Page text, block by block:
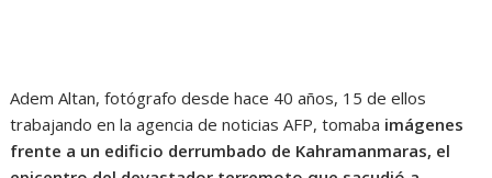
Adem Altan, fotógrafo desde hace 40 años, 15 de ellos
trabajando en la agencia de noticias AFP, tomaba imágenes
frente a un edificio derrumbado de Kahramanmaras, el